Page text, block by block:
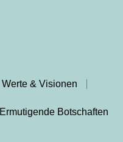
Werte & Visionen
Ermutigende Botschaften